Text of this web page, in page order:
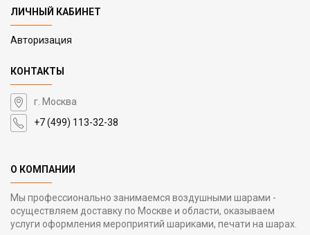
ЛИЧНЫЙ КАБИНЕТ
Авторизация
КОНТАКТЫ
г. Москва
+7 (499) 113-32-38
О КОМПАНИИ
Мы профессионально занимаемся воздушными шарами -
осуществляем доставку по Москве и области, оказываем
услуги оформления мероприятий шариками, печати на шарах.